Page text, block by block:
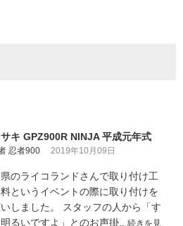
キ GPZ900R NINJA 平成元年式
忍者900 2019年10月09日
のライコランドさんで取り付け工
というイベントの際に取り付けを
しました。 スタッフの人から「す
るいですよ」とのお声掛.. 続きを見